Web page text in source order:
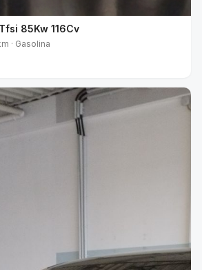
85Kw 116Cv
· Gasolina